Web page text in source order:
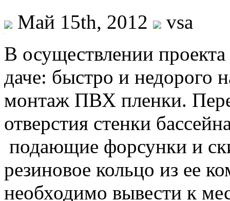
Май 15th, 2012
vsa
В осуществлении
даче: быстро и недорого
монтаж ПВХ пленки.
отверстия стенки
подающие форсунки и
резиновое кольцо из ее
необходимо вывести к